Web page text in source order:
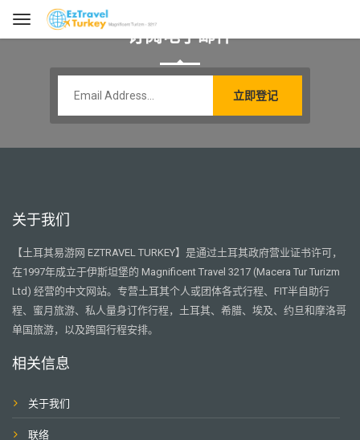
订阅电子邮件
关于我们
【土耳其易游网 EZTRAVEL TURKEY】是通过土耳其政府营业证书许可，
在1997年成立于伊斯坦堡的 Magnificent Travel 3217 (Macera Tur Turizm
Ltd) 经营的中文网站。专营土耳其个人或团体各式行程、FIT半自助行
程、蜜月旅游、私人量身订作行程，土耳其、希腊、埃及、约旦和摩洛哥
单国旅游，以及跨国行程安排。
相关信息
关于我们
联络